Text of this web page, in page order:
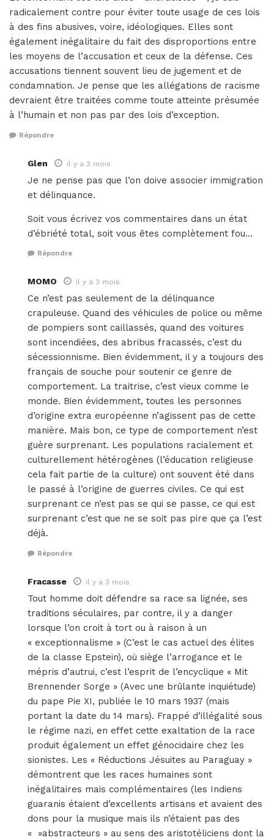
radicalement contre pour éviter toute usage de ces lois
à des fins abusives, voire, idéologiques. Elles sont
également inégalitaire du fait des disproportions entre
les moyens de l’accusation et ceux de la défense. Ces
accusations tiennent souvent lieu de jugement et de
condamnation. Je pense que les allégations de racisme
devraient être traitées comme toute atteinte présumée
à l’humain et non pas par des lois d’exception.
Répondre
Glen il y a 3 mois
Je ne pense pas que l’on doive associer immigration
et délinquance.
Soit vous écrivez vos commentaires dans un état
d’ébriété total, soit vous êtes complètement fou…
Répondre
MOMO il y a 3 mois
Ce n’est pas seulement de la délinquance
crapuleuse. Quand des véhicules de police ou même
de pompiers sont caillassés, quand des voitures
sont incendiées, des abribus fracassés, c’est du
sécessionnisme. Bien évidemment, il y a toujours des
français de souche pour soutenir ce genre de
comportement. La traitrise, c’est vieux comme le
monde. Bien évidemment, toutes les personnes
d’origine extra européenne n’agissent pas de cette
manière. Mais bon, ce type de comportement n’est
guère surprenant. Les populations racialement et
culturellement hétérogènes (l’éducation religieuse
cela fait partie de la culture) ont souvent été dans
le passé à l’origine de guerres civiles. Ce qui est
surprenant ce n’est pas se qui se passe, ce qui est
surprenant c’est que ne se soit pas pire que ça l’est
déjà.
Répondre
Fracasse il y a 3 mois
Tout homme doit défendre sa race sa lignée, ses
traditions séculaires, par contre, il y a danger
lorsque l’on croit à tort ou à raison à un
« exceptionnalisme » (C’est le cas actuel des élites
de la classe Epstein), où siège l’arrogance et le
mépris d’autrui, c’est l’esprit de l’encyclique « Mit
Brennender Sorge » (Avec une brûlante inquiétude)
du pape Pie XI, publiée le 10 mars 1937 (mais
portant la date du 14 mars). Frappé d’illégalité sous
le régime nazi, en effet cette exaltation de la race
produit également un effet génocidaire chez les
sionistes. Les « Réductions Jésuites au Paraguay »
démontrent que les races humaines sont
inégalitaires mais complémentaires (les Indiens
guaranis étaient d’excellents artisans et avaient des
dons pour la musique mais ils n’étaient pas des
« »abstracteurs » au sens des aristotéliciens dont la